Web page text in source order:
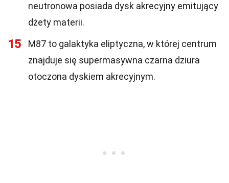
neutronowa posiada dysk akrecyjny emitujący
dżety materii.
15
M87 to galaktyka eliptyczna, w której centrum
znajduje się supermasywna czarna dziura
otoczona dyskiem akrecyjnym.